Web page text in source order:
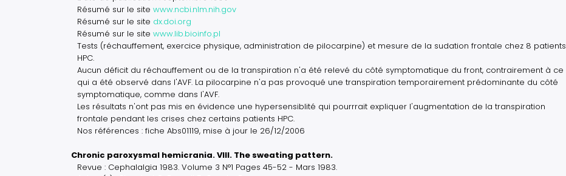
Résumé sur le site www.ncbi.nlm.nih.gov
Résumé sur le site dx.doi.org
Résumé sur le site www.lib.bioinfo.pl
Tests (réchauffement, exercice physique, administration de pilocarpine) et mesure de la sudation frontale chez 8 patients
HPC.
Aucun déficit du réchauffement ou de la transpiration n'a été relevé du côté symptomatique du front, contrairement à ce
qui a été observé dans l'AVF. La pilocarpine n'a pas provoqué une transpiration temporairement prédominante du côté
symptomatique, comme dans l'AVF.
Les résultats n'ont pas mis en évidence une hypersensiblité qui pourrrait expliquer l'augmentation de la transpiration
frontale pendant les crises chez certains patients HPC.
Nos références : fiche Abs01119, mise à jour le 26/12/2006
Chronic paroxysmal hemicrania. VIII. The sweating pattern.
Revue : Cephalalgia 1983. Volume 3 N°1 Pages 45-52 - Mars 1983.